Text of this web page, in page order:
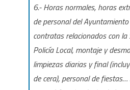
6.- Horas normales, horas
de personal del
contratas relacionados con la
Policía Local, montaje y
limpiezas diarias y final
de cera), personal de